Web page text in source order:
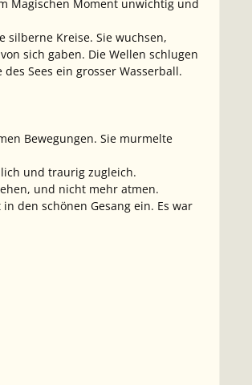
Magischen Moment unwichtig und
silberne Kreise. Sie wuchsen,
sich gaben. Die Wellen schlugen
Sees ein grosser Wasserball.
Bewegungen. Sie murmelte
und traurig zugleich.
und nicht mehr atmen.
den schönen Gesang ein. Es war